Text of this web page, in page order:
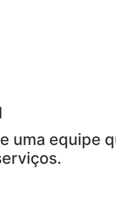
uma equipe